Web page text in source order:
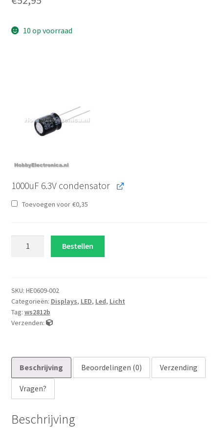
10 op voorraad
1000uF 6.3V condensator
Toevoegen voor €0,35
Flex
module
aantal
Bestellen
SKU: HE0609-002
Categorieën: Displays, LED, Led, Licht
Tag: ws2812b
Verzenden:
Beschrijving Beoordelingen (0) Verzending
Vragen?
Beschrijving